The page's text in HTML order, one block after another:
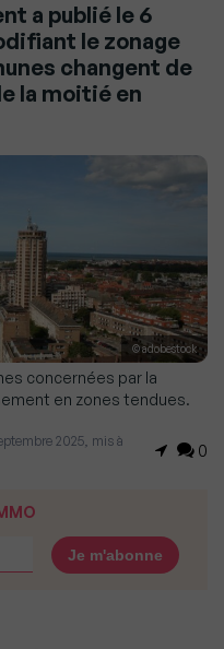
a publié le 6
le zonage
changent de
la moitié en
© adobestock
concernées par la
en zones tendues.
2025, mis à
0